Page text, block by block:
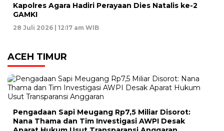
Kapolres Agara Hadiri Perayaan Dies Natalis ke-2
GAMKI
28 Juli 2026 | 12:17 am WIB
ACEH TIMUR
Pengadaan Sapi Meugang Rp7,5 Miliar Disorot:
Nana Thama dan Tim Investigasi AWPI Desak